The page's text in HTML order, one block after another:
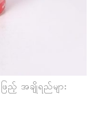
ြည့် အချိုရည်များ